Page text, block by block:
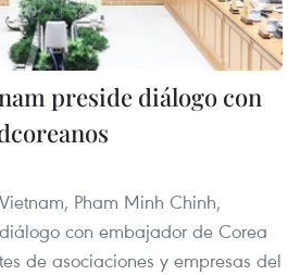
preside diálogo con
Pham Minh Chinh,
con embajador de Corea
de asociaciones y empresas del